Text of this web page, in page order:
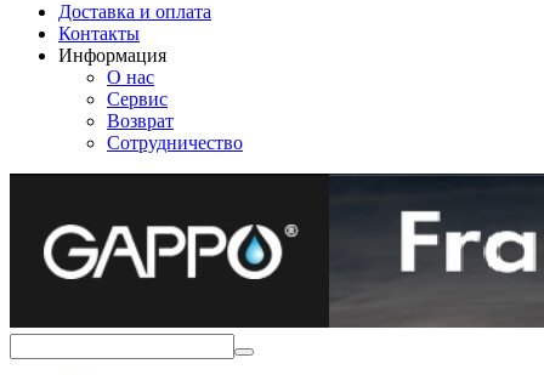
Доставка и оплата
Контакты
Информация
О нас
Сервис
Возврат
Сотрудничество